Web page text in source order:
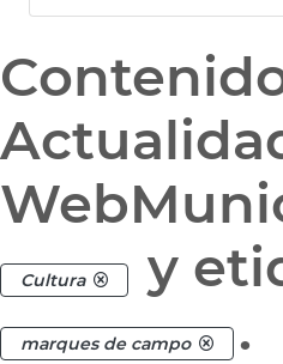
Cultura y
marques de campo .